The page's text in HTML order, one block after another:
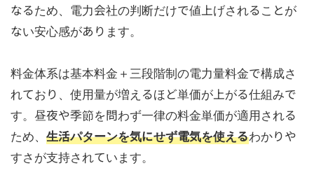
なるため、電力会社の判断だけで値上げされることが
ない安心感があります。
料金体系は基本料金＋三段階制の電力量料金で構成さ
れており、使用量が増えるほど単価が上がる仕組みで
す。昼夜や季節を問わず一律の料金単価が適用される
ため、 生活パターンを気にせず電気を使えるわかりや
すさが支持されています。